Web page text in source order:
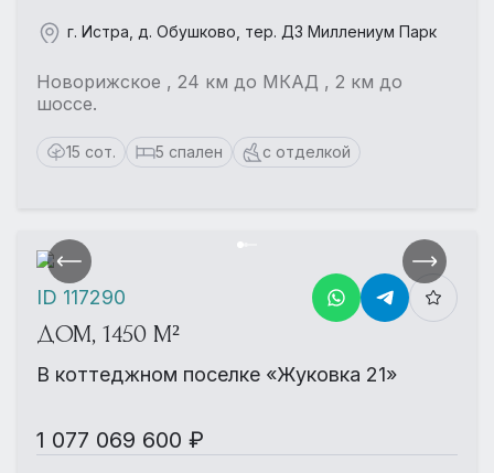
г. Истра, д. Обушково, тер. ДЗ Миллениум Парк
Новорижское , 24 км до МКАД , 2 км до
шоссе.
15 сот. 5 спален с отделкой
ДОМ, 1450 М²
В коттеджном поселке «Жуковка 21»
1 077 069 600 ₽
ID 117290